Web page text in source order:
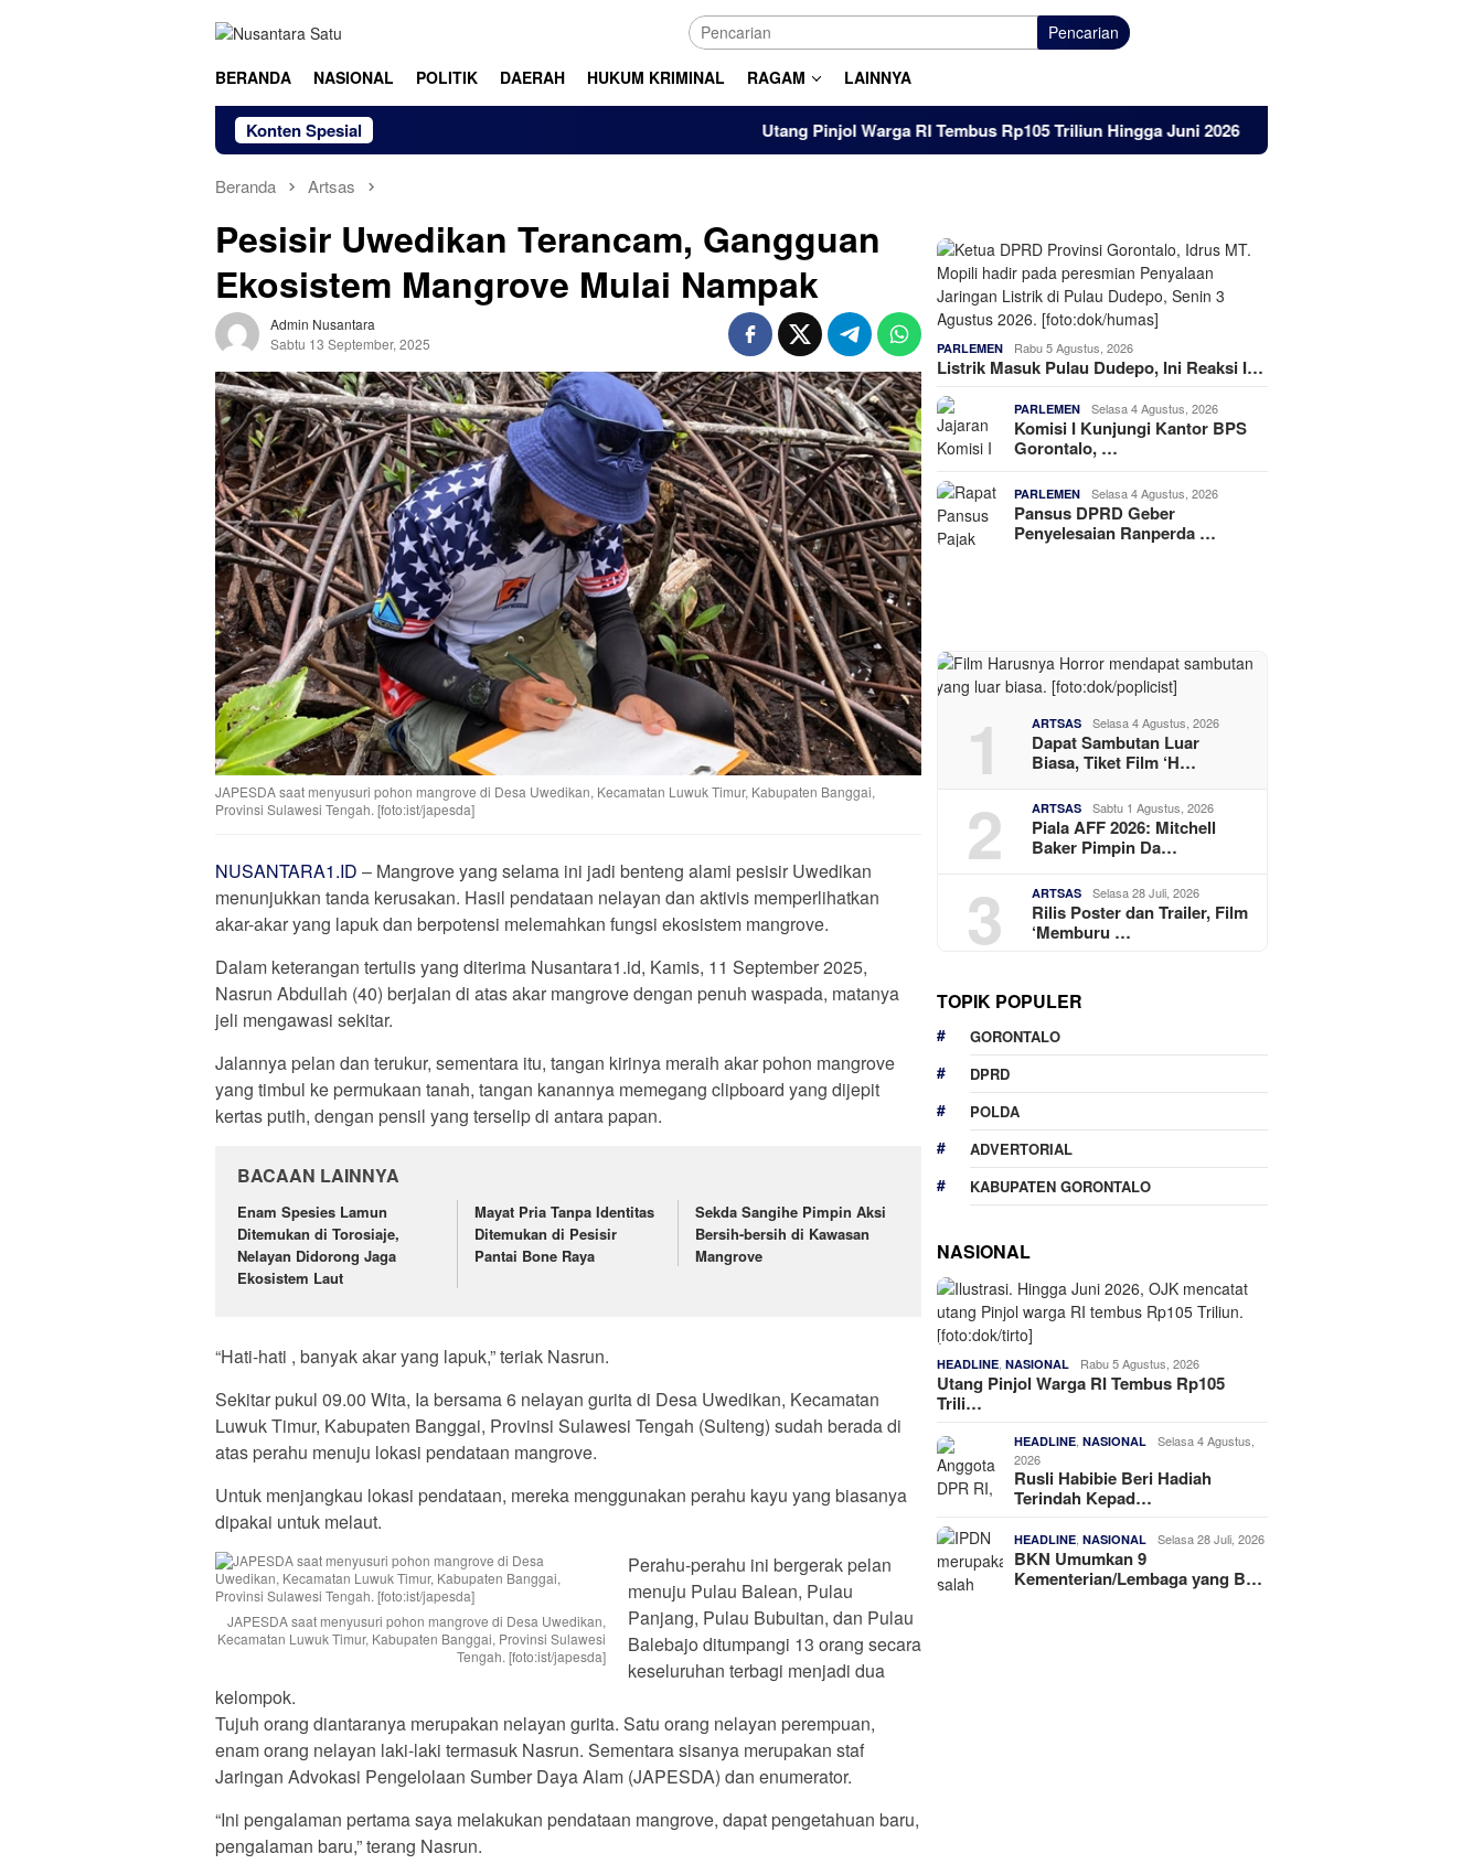
Pencarian
BERANDA NASIONAL POLITIK DAERAH HUKUM KRIMINAL RAGAM LAINNYA
Konten Spesial Utang Pinjol Warga RI Tembus Rp105 Triliun Hingga Juni 2026 Listrik Masuk Pulau Dudepo, Ini
Beranda Artsas
Pesisir Uwedikan Terancam, Gangguan
Ekosistem Mangrove Mulai Nampak
Admin Nusantara
Sabtu 13 September, 2025
JAPESDA saat menyusuri pohon mangrove di Desa Uwedikan, Kecamatan Luwuk Timur, Kabupaten Banggai,
Provinsi Sulawesi Tengah. [foto:ist/japesda]
NUSANTARA1.ID – Mangrove yang selama ini jadi benteng alami pesisir Uwedikan
menunjukkan tanda kerusakan. Hasil pendataan nelayan dan aktivis memperlihatkan
akar-akar yang lapuk dan berpotensi melemahkan fungsi ekosistem mangrove.
Dalam keterangan tertulis yang diterima Nusantara1.id, Kamis, 11 September 2025,
Nasrun Abdullah (40) berjalan di atas akar mangrove dengan penuh waspada, matanya
jeli mengawasi sekitar.
Jalannya pelan dan terukur, sementara itu, tangan kirinya meraih akar pohon mangrove
yang timbul ke permukaan tanah, tangan kanannya memegang clipboard yang dijepit
kertas putih, dengan pensil yang terselip di antara papan.
BACAAN LAINNYA
Enam Spesies Lamun
Ditemukan di Torosiaje,
Nelayan Didorong Jaga
Ekosistem Laut
Mayat Pria Tanpa Identitas
Ditemukan di Pesisir
Pantai Bone Raya
Sekda Sangihe Pimpin Aksi
Bersih-bersih di Kawasan
Mangrove
“Hati-hati , banyak akar yang lapuk,” teriak Nasrun.
Sekitar pukul 09.00 Wita, Ia bersama 6 nelayan gurita di Desa Uwedikan, Kecamatan
Luwuk Timur, Kabupaten Banggai, Provinsi Sulawesi Tengah (Sulteng) sudah berada di
atas perahu menuju lokasi pendataan mangrove.
Untuk menjangkau lokasi pendataan, mereka menggunakan perahu kayu yang biasanya
dipakai untuk melaut.
JAPESDA saat menyusuri pohon mangrove di Desa Uwedikan,
Kecamatan Luwuk Timur, Kabupaten Banggai, Provinsi Sulawesi
Tengah. [foto:ist/japesda]
Perahu-perahu ini bergerak pelan
menuju Pulau Balean, Pulau
Panjang, Pulau Bubuitan, dan Pulau
Balebajo ditumpangi 13 orang secara
keseluruhan terbagi menjadi dua
kelompok.
Tujuh orang diantaranya merupakan nelayan gurita. Satu orang nelayan perempuan,
enam orang nelayan laki-laki termasuk Nasrun. Sementara sisanya merupakan staf
Jaringan Advokasi Pengelolaan Sumber Daya Alam (JAPESDA) dan enumerator.
“Ini pengalaman pertama saya melakukan pendataan mangrove, dapat pengetahuan baru,
pengalaman baru,” terang Nasrun.
PARLEMEN Rabu 5 Agustus, 2026
Listrik Masuk Pulau Dudepo, Ini Reaksi I…
PARLEMEN Selasa 4 Agustus, 2026
Komisi I Kunjungi Kantor BPS
Gorontalo, …
PARLEMEN Selasa 4 Agustus, 2026
Pansus DPRD Geber
Penyelesaian Ranperda …
1 ARTSAS Selasa 4 Agustus, 2026
Dapat Sambutan Luar
Biasa, Tiket Film ‘H…
2 ARTSAS Sabtu 1 Agustus, 2026
Piala AFF 2026: Mitchell
Baker Pimpin Da…
3 ARTSAS Selasa 28 Juli, 2026
Rilis Poster dan Trailer, Film
‘Memburu …
TOPIK POPULER
GORONTALO
DPRD
POLDA
ADVERTORIAL
KABUPATEN GORONTALO
NASIONAL
HEADLINE ,NASIONAL Rabu 5 Agustus, 2026
Utang Pinjol Warga RI Tembus Rp105
Trili…
HEADLINE ,NASIONAL
Selasa 4 Agustus,
2026
Rusli Habibie Beri Hadiah
Terindah Kepad…
HEADLINE ,NASIONAL Selasa 28 Juli, 2026
BKN Umumkan 9
Kementerian/Lembaga yang B…